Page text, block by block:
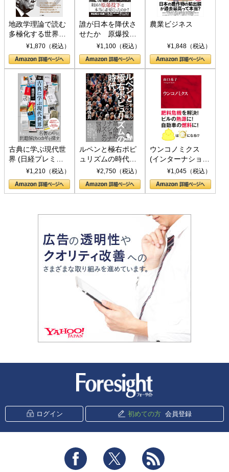
地政学理論で読む
多極化する世界：
トランプとBRICS
の挑戦
¥1,870（税込）
誰が日本を降伏さ
せたか 原爆投
下、ソ連参戦、そ
して聖断 (PHP新
書)
¥1,100（税込）
農業ビジネス
¥1,848（税込）
古典に学ぶ現代世
界 (日経プレミア
シリーズ)¥1,210（税込）
ルペンと極右ポピ
ュリズムの時代：
〈ヤヌス〉の二つ
の顔
¥2,750（税込）
ウンコノミクス
(インターナショナ
ル新書)¥1,045（税込）
ログイン 初めての方 会員登録
Facebook Twitter